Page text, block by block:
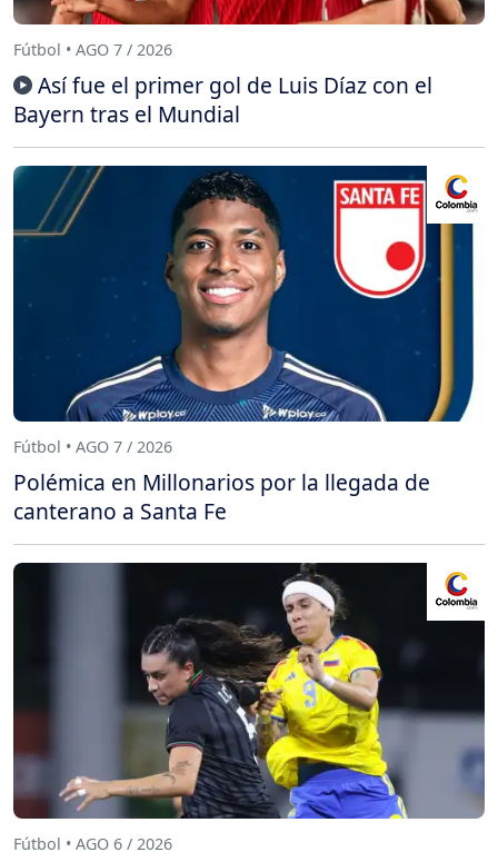
Fútbol • AGO 7 / 2026
Así fue el primer gol de Luis Díaz con el
Bayern tras el Mundial
Fútbol • AGO 7 / 2026
Polémica en Millonarios por la llegada de
canterano a Santa Fe
Fútbol • AGO 6 / 2026